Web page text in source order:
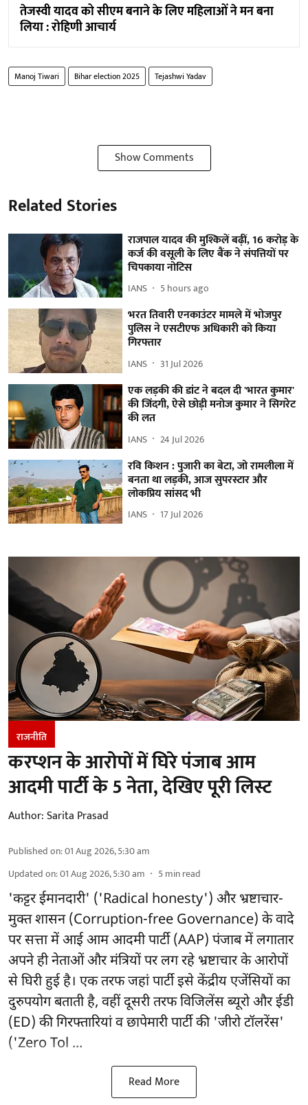
तेजस्वी यादव को सीएम बनाने के लिए महिलाओं ने मन बना
लिया : रोहिणी आचार्य
Manoj Tiwari Bihar election 2025 Tejashwi Yadav
Show Comments
Related Stories
राजपाल यादव की मुश्किलें बढ़ीं, 16 करोड़ के
कर्ज की वसूली के लिए बैंक ने संपत्तियों पर
चिपकाया नोटिस
IANS 5 hours ago
भरत तिवारी एनकाउंटर मामले में भोजपुर
पुलिस ने एसटीएफ अधिकारी को किया
गिरफ्तार
IANS 31 Jul 2026
एक लड़की की डांट ने बदल दी 'भारत कुमार'
की जिंदगी, ऐसे छोड़ी मनोज कुमार ने सिगरेट
की लत
IANS 24 Jul 2026
रवि किशन : पुजारी का बेटा, जो रामलीला में
बनता था लड़की, आज सुपरस्टार और
लोकप्रिय सांसद भी
IANS 17 Jul 2026
राजनीति
करप्शन के आरोपों में घिरे पंजाब आम
आदमी पार्टी के 5 नेता, देखिए पूरी लिस्ट
Author:Sarita Prasad
Published on:01 Aug 2026, 5:30 am
Updated on:01 Aug 2026, 5:30 am 5min read
'कट्टर ईमानदारी' ('Radical honesty') और भ्रष्टाचार-
मुक्त शासन (Corruption-free Governance) के वादे
पर सत्ता में आई आम आदमी पार्टी (AAP) पंजाब में लगातार
अपने ही नेताओं और मंत्रियों पर लग रहे भ्रष्टाचार के आरोपों
से घिरी हुई है। एक तरफ जहां पार्टी इसे केंद्रीय एजेंसियों का
दुरुपयोग बताती है, वहीं दूसरी तरफ विजिलेंस ब्यूरो और ईडी
(ED) की गिरफ्तारियां व छापेमारी पार्टी की 'जीरो टॉलरेंस'
('Zero Tol ...
Read More